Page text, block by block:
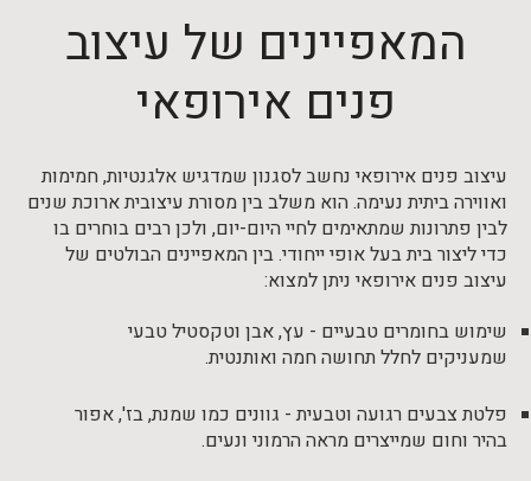
המאפיינים של עיצוב
פנים אירופאי
עיצוב פנים אירופאי נחשב לסגנון שמדגיש אלגנטיות, חמימות
ואווירה ביתית נעימה. הוא משלב בין מסורת עיצובית ארוכת שנים
לבין פתרונות שמתאימים לחיי היום-יום, ולכן רבים בוחרים בו
כדי ליצור בית בעל אופי ייחודי. בין המאפיינים הבולטים של
עיצוב פנים אירופאי ניתן למצוא:
שימוש בחומרים טבעיים - עץ, אבן וטקסטיל טבעי
שמעניקים לחלל תחושה חמה ואותנטית.
פלטת צבעים רגועה וטבעית - גוונים כמו שמנת, בז', אפור
בהיר וחום שמייצרים מראה הרמוני ונעים.